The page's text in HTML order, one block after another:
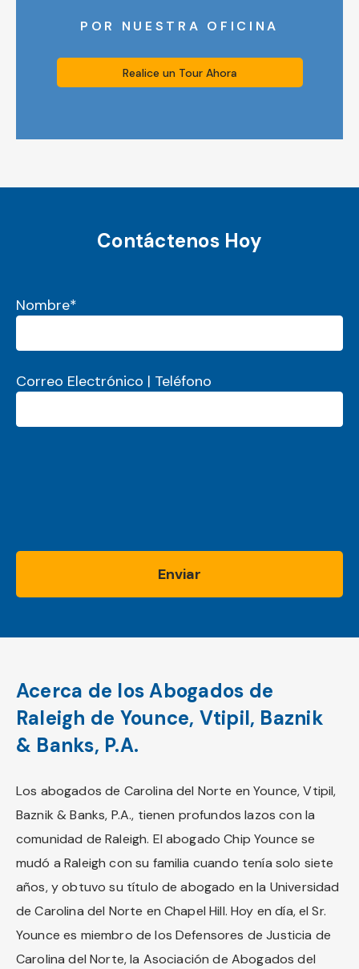
POR NUESTRA OFICINA
Realice un Tour Ahora
Contáctenos Hoy
Nombre*
Correo Electrónico | Teléfono
Enviar
Acerca de los Abogados de
Raleigh de Younce, Vtipil, Baznik
& Banks, P.A.
Los abogados de Carolina del Norte en Younce, Vtipil,
Baznik & Banks, P.A., tienen profundos lazos con la
comunidad de Raleigh. El abogado Chip Younce se
mudó a Raleigh con su familia cuando tenía solo siete
años, y obtuvo su título de abogado en la Universidad
de Carolina del Norte en Chapel Hill. Hoy en día, el Sr.
Younce es miembro de los Defensores de Justicia de
Carolina del Norte, la Asociación de Abogados del